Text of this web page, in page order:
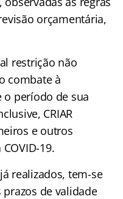
orçamentária,
restrição não
combate à
período de sua
CRIAR
e outros
19.
realizados, tem-se
de validade